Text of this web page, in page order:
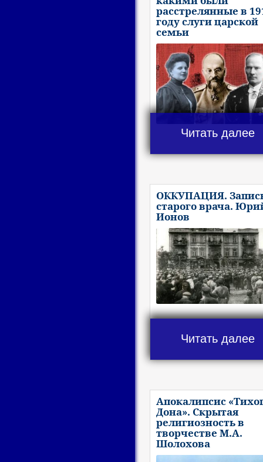
расстрелянные в
году слуги царской
семьи
Читать далее
ОККУПАЦИЯ.
старого врача.
Ионов
Читать далее
Апокалипсис
Дона». Скрытая
религиозность в
творчестве М.А.
Шолохова